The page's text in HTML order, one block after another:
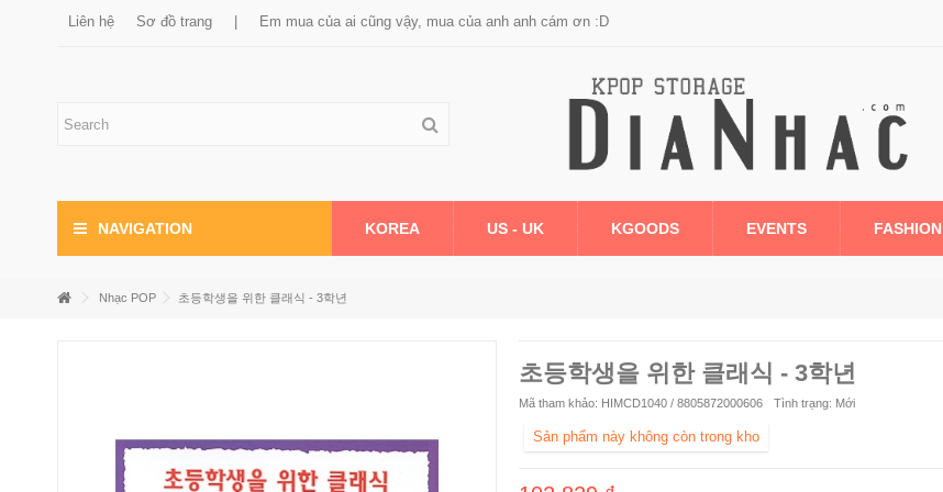
Liên hệ Sơ đồ trang Em mua của ai cũng vậy, mua của anh anh cám ơn :D
NAVIGATION KOREA US - UK KGOODS EVENTS FASHION
Nhạc POP 초등학생을 위한 클래식 - 3학년
초등학생을 위한 클래식 - 3학년
Mã tham khảo: HIMCD1040 / 8805872000606 Tình trạng: Mới
Sản phẩm này không còn trong kho